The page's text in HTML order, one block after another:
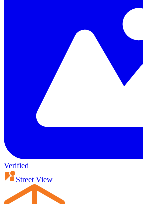
Verified
Street View